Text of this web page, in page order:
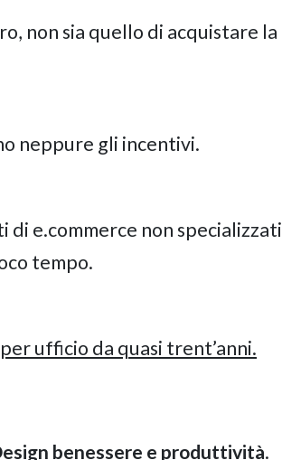
non sia quello di acquistare la
neppure gli incentivi.
di e.commerce non specializzati
tempo.
ufficio da quasi trent’anni.
benessere e produttività.